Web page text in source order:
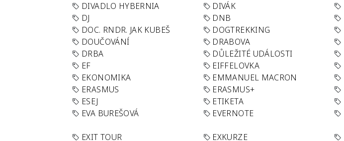
DIVADLO HYBERNIA
DIVÁK
DJ
DNB
DOC. RNDR. JAK KUBEŠ
DOGTREKKING
DOUČOVÁNÍ
DRABOVA
DRBA
DŮLEŽITÉ UDÁLOSTI
EF
EIFFELOVKA
EKONOMIKA
EMMANUEL MACRON
ERASMUS
ERASMUS+
ESEJ
ETIKETA
EVA BUREŠOVÁ
EVERNOTE
EXIT TOUR
EXKURZE